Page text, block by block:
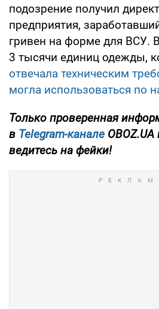
подозрение получил
предприятия,
гривен на форме для ВСУ.
3 тысячи единиц одежды,
отвечала техническим
могла использоваться по
Только проверенная
в Telegram-канале OBOZ.UA
ведитесь на фейки!